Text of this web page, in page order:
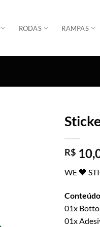
RODAS RAMPAS
R$
WE 🖤
01x
01x